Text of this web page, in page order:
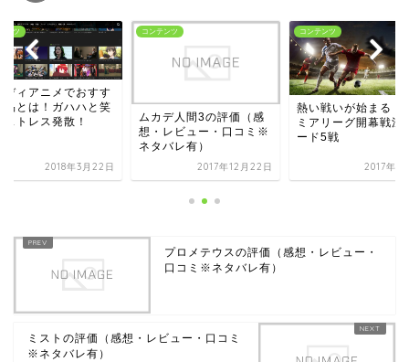
ンツ
ディアニメでおすす
品とは！ガハハと笑
ストレス発散！
2018年3月22日
コンテンツ
ムカデ人間3の評価（感
想・レビュー・口コミ※
ネタバレ有）
2017年12月22日
コンテンツ
熱い戦いが始まる！
ミアリーグ開幕戦注
ード5戦
2017年8
プロメテウスの評価（感想・レビュー・
口コミ※ネタバレ有）
ミストの評価（感想・レビュー・口コミ
※ネタバレ有）